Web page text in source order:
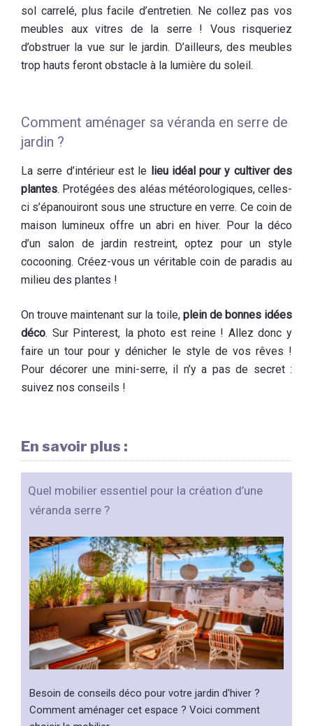
sol carrelé, plus facile d’entretien. Ne collez pas vos
meubles aux vitres de la serre ! Vous risqueriez
d’obstruer la vue sur le jardin. D’ailleurs, des meubles
trop hauts feront obstacle à la lumière du soleil.
Comment aménager sa véranda en serre de
jardin ?
La serre d’intérieur est le lieu idéal pour y cultiver des
plantes. Protégées des aléas météorologiques, celles-
ci s’épanouiront sous une structure en verre. Ce coin de
maison lumineux offre un abri en hiver. Pour la déco
d’un salon de jardin restreint, optez pour un style
cocooning. Créez-vous un véritable coin de paradis au
milieu des plantes !
On trouve maintenant sur la toile,plein de bonnes idées
déco. Sur Pinterest, la photo est reine ! Allez donc y
faire un tour pour y dénicher le style de vos rêves !
Pour décorer une mini-serre, il n’y a pas de secret :
suivez nos conseils !
En savoir plus :
Quel mobilier essentiel pour la création d’une
véranda serre ?
Besoin de conseils déco pour votre jardin d'hiver ?
Comment aménager cet espace ? Voici comment